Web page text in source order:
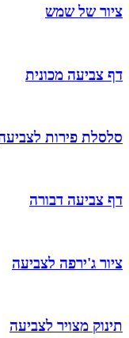
ציור של שמש
דף צביעה מכונית
סלסלת פירות לצביעה
דף צביעה דבורה
ציור ג'ירפה לצביעה
תינוק מצויר לצביעה